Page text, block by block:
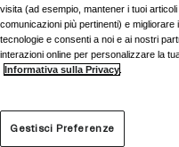
visita (ad esempio, mantener i tuoi
comunicazioni più pertinenti) e
tecnologie e consenti a noi e ai nostri
interazioni online per personalizzare la
Informativa sulla Privacy
Gestisci Preferenze